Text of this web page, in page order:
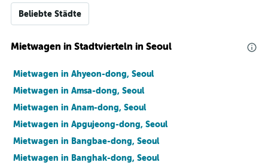
Beliebte Städte
Mietwagen in Stadtvierteln in Seoul
Mietwagen in Ahyeon-dong, Seoul
Mietwagen in Amsa-dong, Seoul
Mietwagen in Anam-dong, Seoul
Mietwagen in Apgujeong-dong, Seoul
Mietwagen in Bangbae-dong, Seoul
Mietwagen in Banghak-dong, Seoul